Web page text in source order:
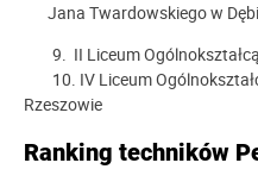
Jana Twardowskiego w
9. II Liceum
10. IV Liceum
Rzeszowie
Ranking techników